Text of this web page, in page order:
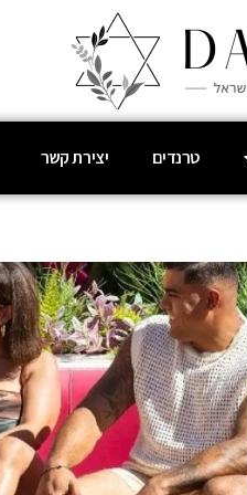
טרנדים יצירת קשר